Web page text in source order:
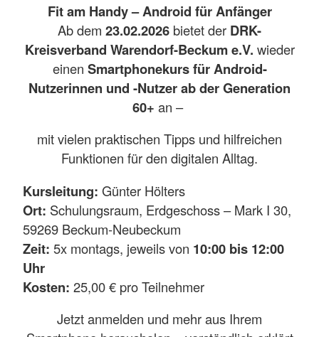
Fit am Handy – Android für Anfänger
Ab dem 23.02.2026 bietet der DRK-
Kreisverband Warendorf-Beckum e.V. wieder
einen Smartphonekurs für Android-
Nutzerinnen und -Nutzer ab der Generation
60+ an –
mit vielen praktischen Tipps und hilfreichen
Funktionen für den digitalen Alltag.
Kursleitung: Günter Hölters
Ort: Schulungsraum, Erdgeschoss – Mark I 30,
59269 Beckum-Neubeckum
Zeit: 5x montags, jeweils von 10:00 bis 12:00
Uhr
Kosten: 25,00 € pro Teilnehmer
Jetzt anmelden und mehr aus Ihrem